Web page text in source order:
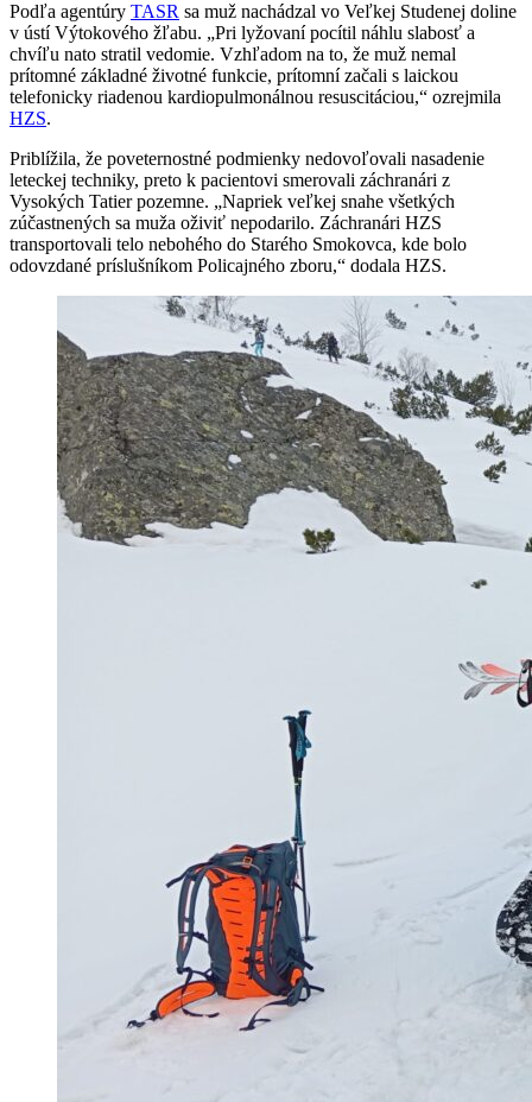
Podľa agentúry TASR sa muž nachádzal vo Veľkej Studenej doline
v ústí Výtokového žľabu. „Pri lyžovaní pocítil náhlu slabosť a
chvíľu nato stratil vedomie. Vzhľadom na to, že muž nemal
prítomné základné životné funkcie, prítomní začali s laickou
telefonicky riadenou kardiopulmonálnou resuscitáciou,“ ozrejmila
HZS.
Priblížila, že poveternostné podmienky nedovoľovali nasadenie
leteckej techniky, preto k pacientovi smerovali záchranári z
Vysokých Tatier pozemne. „Napriek veľkej snahe všetkých
zúčastnených sa muža oživiť nepodarilo. Záchranári HZS
transportovali telo nebohého do Starého Smokovca, kde bolo
odovzdané príslušníkom Policajného zboru,“ dodala HZS.